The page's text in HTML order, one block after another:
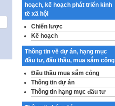
mới sáng tạo và chuyển…
Quy định chi tiết và hướng dẫn
thi hành một số điều của Luật Lý
lịch tư…
Sửa đổi, bổ sung một số nội
dung tại Nghị quyết số 30/NQ-
CP ngày 24 tháng 02…
Ban hành Chương trình hành
động của Chính phủ thực hiện
Nghị quyết số 02-NQ/TW ngày
hoạch, kế hoạch phát triển kinh
tế xã hội
Chiến lược
Kế hoạch
Thông tin về dự án, hạng mục
đầu tư, đấu thầu, mua sắm công
Đấu thầu mua sắm công
Thông tin dự án
Thông tin hạng mục đầu tư